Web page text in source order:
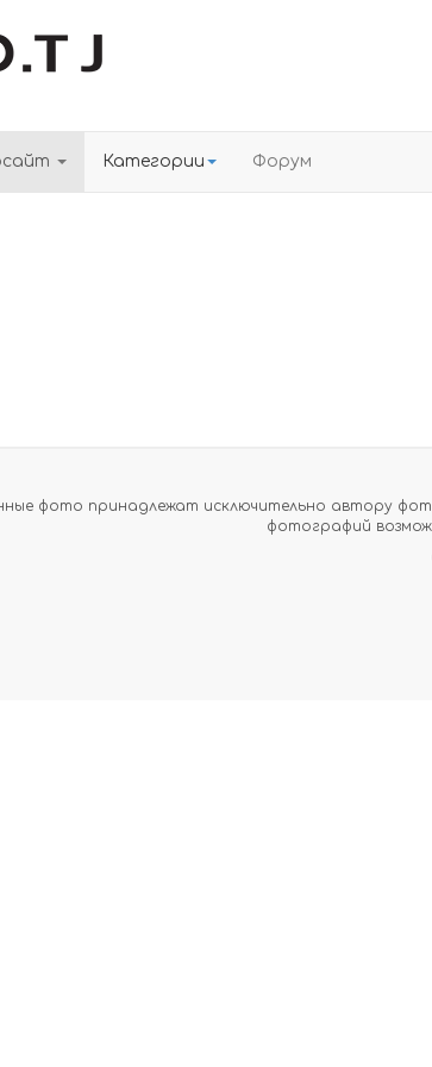
Категории Форум
фото принадлежат исключительно автору
фотографий